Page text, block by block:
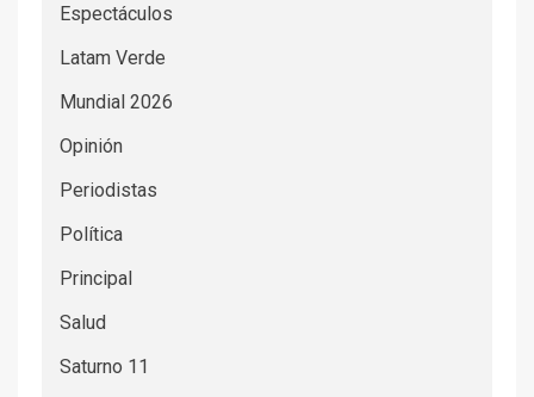
Espectáculos
Latam Verde
Mundial 2026
Opinión
Periodistas
Política
Principal
Salud
Saturno 11